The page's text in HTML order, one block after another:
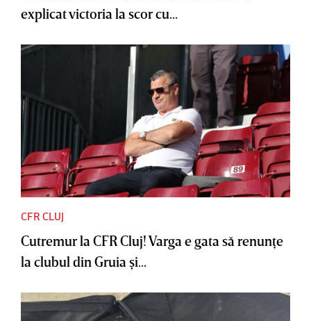
explicat victoria la scor cu...
CFR CLUJ
Cutremur la CFR Cluj! Varga e gata să renunţe
la clubul din Gruia şi...